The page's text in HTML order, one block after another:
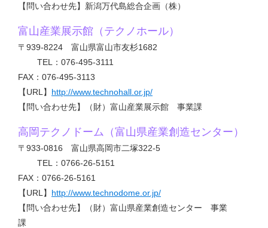
【問い合わせ先】新潟万代島総合企画（株）
富山産業展示館（テクノホール）
〒939-8224 富山県富山市友杉1682
TEL：076-495-3111
FAX：076-495-3113
【URL】 http://www.technohall.or.jp/
【問い合わせ先】（財）富山産業展示館 事業課
高岡テクノドーム（富山県産業創造センター）
〒933-0816 富山県高岡市二塚322-5
TEL：0766-26-5151
FAX：0766-26-5161
【URL】 http://www.technodome.or.jp/
【問い合わせ先】（財）富山県産業創造センター 事業
課